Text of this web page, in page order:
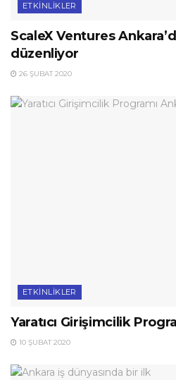
ETKINLIKLER
ScaleX Ventures
düzenliyor
26 ŞUBAT 2020
ETKINLIKLER
Yaratıcı Girişimcilik
10 ŞUBAT 2020